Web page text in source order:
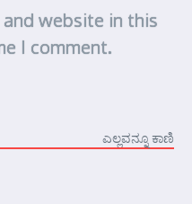
and website in this
I comment.
ಎಲ್ಲವನ್ನೂ ಕಾಣಿ